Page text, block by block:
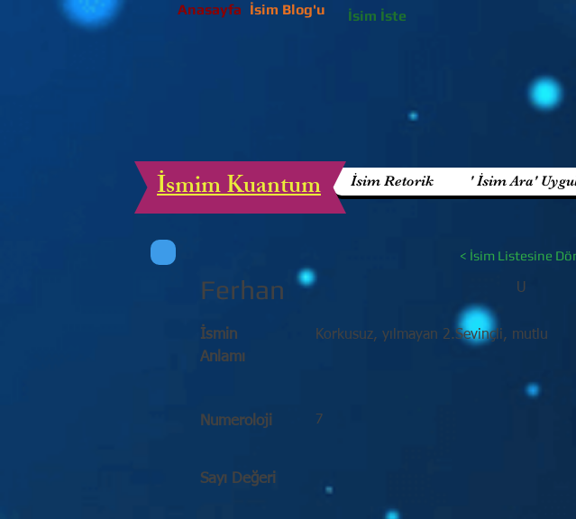
Anasayfa İsim Blog'u İsim İste
İsim Retorik ' İsim Ara'
İsmim Kuantum
< İsim Listesine
Ferhan U
İsmin
Anlamı
Korkusuz, yılmayan 2.Sevinçli, mutlu
Numeroloji 7
Sayı Değeri